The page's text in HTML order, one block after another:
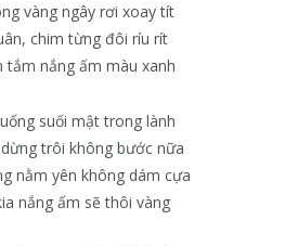
vàng ngây rơi xoay tít
chim từng đôi ríu rít
tắm nắng ấm màu xanh
suối mật trong lành
trôi không bước nữa
nằm yên không dám cựa
nắng ấm sẽ thôi vàng